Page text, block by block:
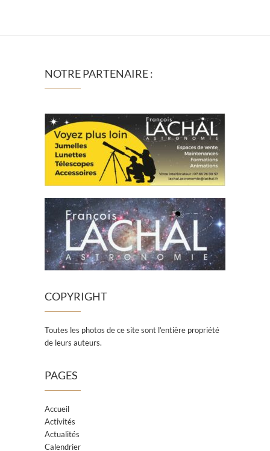
NOTRE PARTENAIRE :
COPYRIGHT
Toutes les photos de ce site sont l’entière propriété
de leurs auteurs.
PAGES
Accueil
Activités
Actualités
Calendrier